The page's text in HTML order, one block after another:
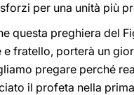
per una unità più
questa preghiera del
e fratello, porterà un
pregare perché
il profeta nella